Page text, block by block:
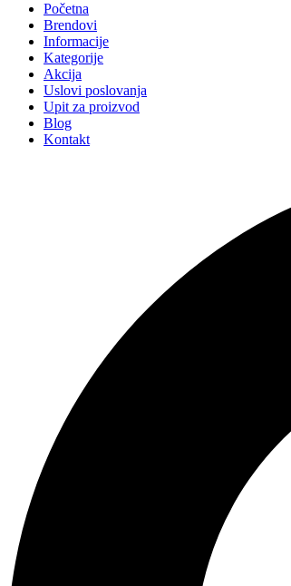
Početna
Brendovi
Informacije
Kategorije
Akcija
Uslovi poslovanja
Upit za proizvod
Blog
Kontakt